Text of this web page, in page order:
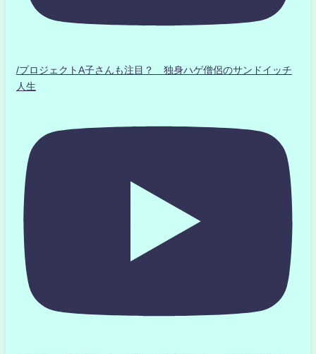
/プロジェクトA子さんも注目？ 独身ハゲ僧侶のサンドイッチ
人生